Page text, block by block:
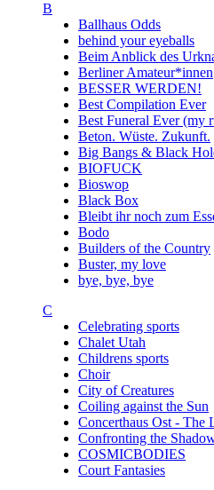
B
Ballhaus Odds
behind your eyeballs
Beim Anblick des
Berliner Amateur*innen
BESSER WERDEN!
Best Compilation Ever
Best Funeral Ever (my
Beton. Wüste. Zukunft.
Big Bangs & Black
BIOFUCK
Bioswop
Black Box
Bleibt ihr noch zum
Bodo
Builders of the Country
Buster, my love
bye, bye, bye
C
Celebrating sports
Chalet Utah
Childrens sports
Choir
City of Creatures
Coiling against the Sun
Concerthaus Ost - The
Confronting the
COSMICBODIES
Court Fantasies